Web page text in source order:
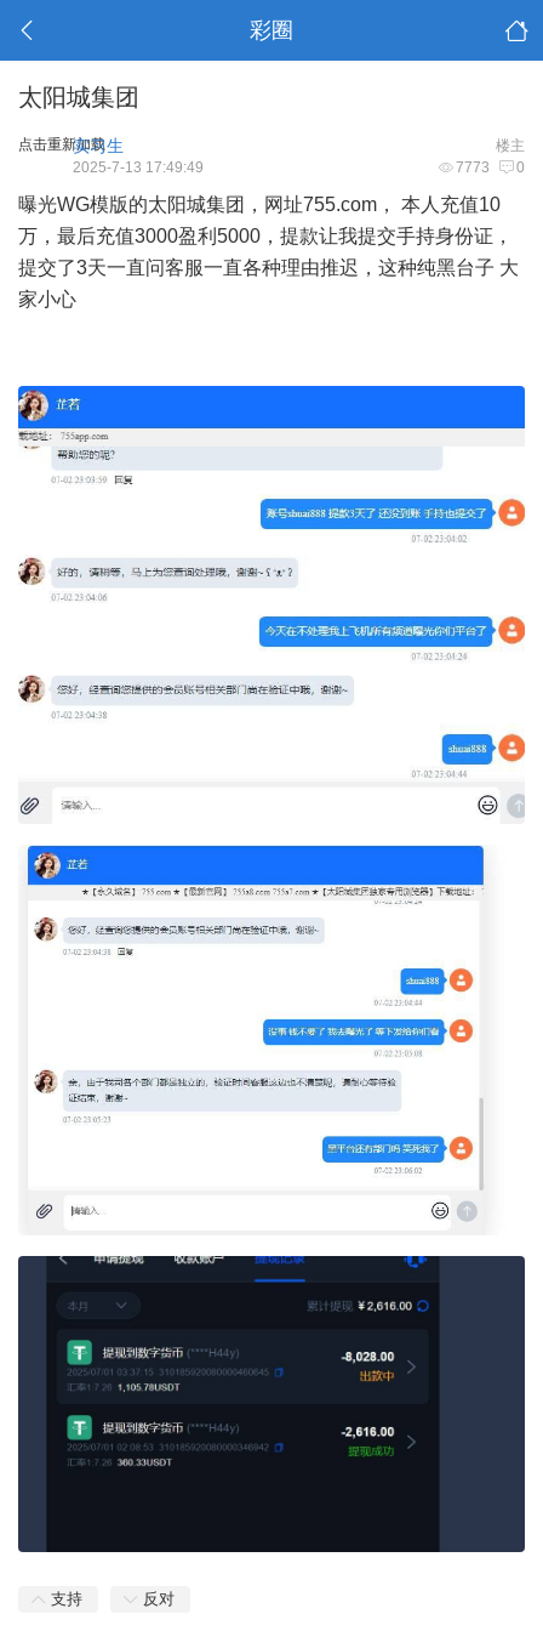
彩圈
太阳城集团
点击重新加载 楼主
实习生
7773 0
2025-7-13 17:49:49
曝光WG模版的太阳城集团，网址755.com， 本人充值10
万，最后充值3000盈利5000，提款让我提交手持身份证，
提交了3天一直问客服一直各种理由推迟，这种纯黑台子 大
家小心
支持 反对